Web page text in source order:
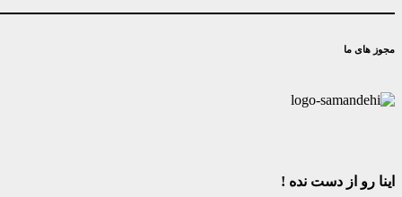
مجوز های ما
اینا رو از دست نده !